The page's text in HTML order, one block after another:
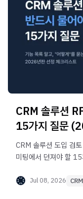
CRM 솔루션
15가지 질문
CRM 솔루션 도입 검
미팅에서 던져야 할 15
정리한 2026년판 선정
Jul 08, 2026